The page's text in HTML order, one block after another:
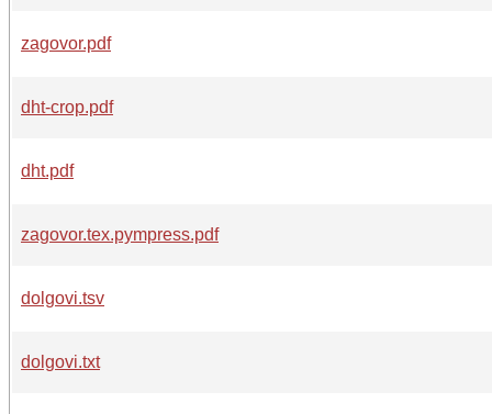
zagovor.pdf
dht-crop.pdf
dht.pdf
zagovor.tex.pympress.pdf
dolgovi.tsv
dolgovi.txt